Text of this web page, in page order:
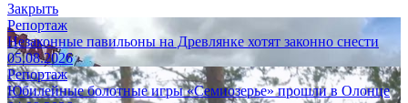
Закрыть
Репортаж
Незаконные павильоны на Древлянке хотят законно снести
05.08.2026
Репортаж
Юбилейные болотные игры «Семиозерье» прошли в Олонце